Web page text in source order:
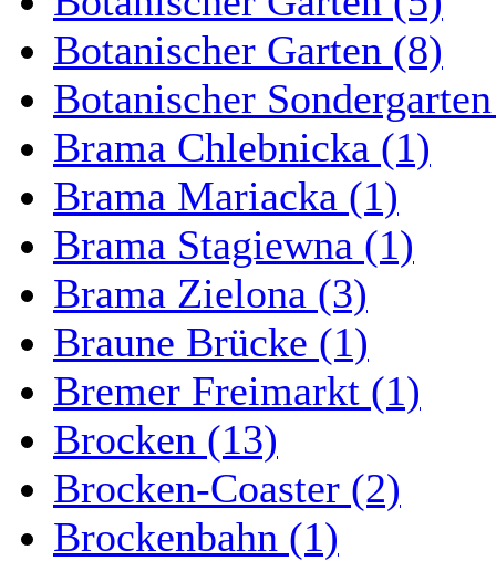
Botanischer Garten (8)
Botanischer
Brama Chlebnicka (1)
Brama Mariacka (1)
Brama Stagiewna (1)
Brama Zielona (3)
Braune Brücke (1)
Bremer Freimarkt (1)
Brocken (13)
Brocken-Coaster (2)
Brockenbahn (1)